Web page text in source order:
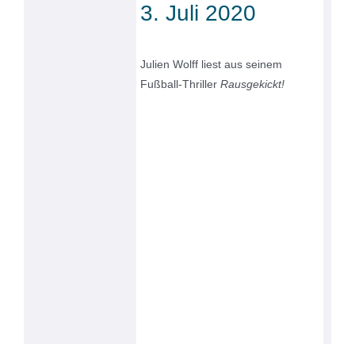
3. Juli 2020
Julien Wolff liest aus seinem
Fußball-ThrillerRausgekickt!